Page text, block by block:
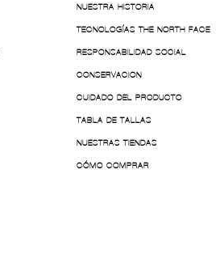
NUESTRA HISTORIA
TECNOLOGÍAS THE NORTH FACE
RESPONSABILIDAD SOCIAL
CONSERVACION
CUIDADO DEL PRODUCTO
TABLA DE TALLAS
NUESTRAS TIENDAS
CÓMO COMPRAR